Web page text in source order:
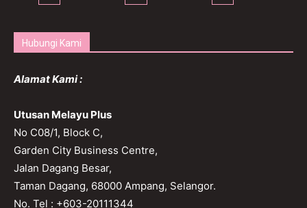
Hubungi Kami
Alamat Kami :
Utusan Melayu Plus
No C08/1, Block C,
Garden City Business Centre,
Jalan Dagang Besar,
Taman Dagang, 68000 Ampang, Selangor.
No. Tel : +603-20111344